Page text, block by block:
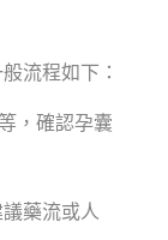
流程如下：
，確認孕囊
藥流或人